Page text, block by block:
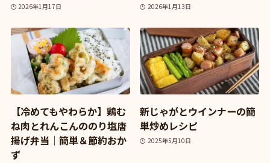
2026年1月17日 2026年1月13日
【冷めてもやわらか】鶏む
ね肉とれんこんののり塩唐
揚げ弁当｜簡単＆節約おか
ず
新じゃがとウインナーの簡
単炒めレシピ
2025年5月10日